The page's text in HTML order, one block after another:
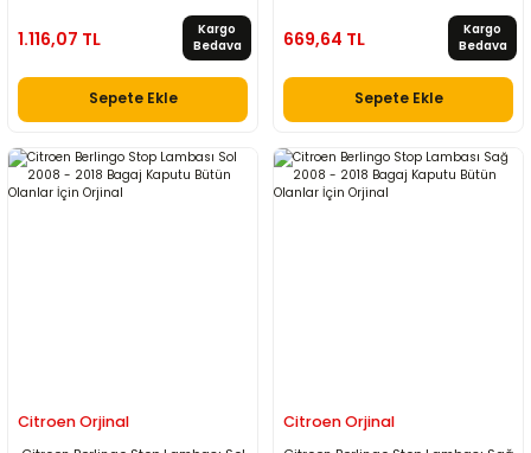
1.116,07 TL
Kargo
Bedava
Sepete Ekle
669,64 TL
Kargo
Bedava
Sepete Ekle
Citroen Orjinal Citroen Orjinal